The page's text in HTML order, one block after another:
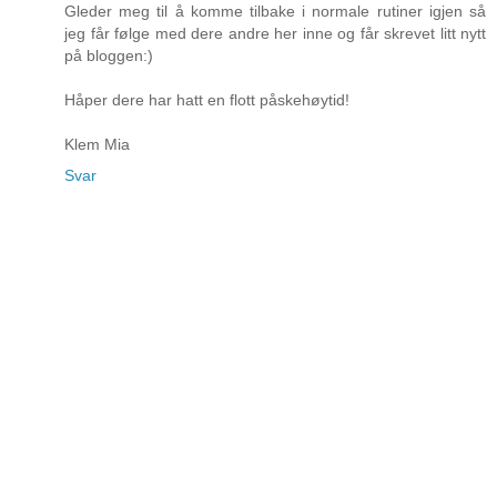
Gleder meg til å komme tilbake i normale rutiner igjen så
jeg får følge med dere andre her inne og får skrevet litt nytt
på bloggen:)
Håper dere har hatt en flott påskehøytid!
Klem Mia
Svar